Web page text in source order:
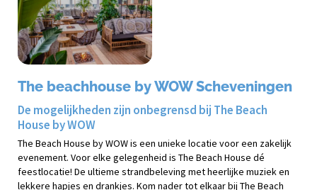
The beachhouse by WOW Scheveningen
De mogelijkheden zijn onbegrensd bij The Beach
House by WOW
The Beach House by WOW is een unieke locatie voor een zakelijk
evenement. Voor elke gelegenheid is The Beach House dé
feestlocatie! De ultieme strandbeleving met heerlijke muziek en
lekkere hapjes en drankjes. Kom nader tot elkaar bij The Beach